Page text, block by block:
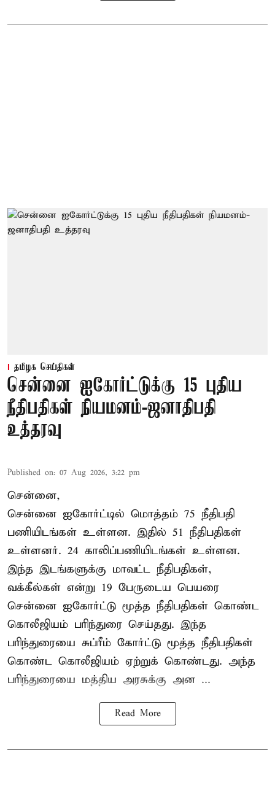
தமிழக செய்திகள்
சென்னை ஐகோர்ட்டுக்கு 15 புதிய
நீதிபதிகள் நியமனம்-ஜனாதிபதி
உத்தரவு
Published on: 07 Aug 2026, 3:22 pm
சென்னை,
சென்னை ஐகோர்ட்டில் மொத்தம் 75 நீதிபதி
பணியிடங்கள் உள்ளன. இதில் 51 நீதிபதிகள்
உள்ளனர். 24 காலிப்பணியிடங்கள் உள்ளன.
இந்த இடங்களுக்கு மாவட்ட நீதிபதிகள்,
வக்கீல்கள் என்று 19 பேருடைய பெயரை
சென்னை ஐகோர்ட்டு மூத்த நீதிபதிகள் கொண்ட
கொலீஜியம் பரிந்துரை செய்தது. இந்த
பரிந்துரையை சுப்ரீம் கோர்ட்டு மூத்த நீதிபதிகள்
கொண்ட கொலீஜியம் ஏற்றுக் கொண்டது. அந்த
பரிந்துரையை மத்திய அரசுக்கு அன ...
Read More